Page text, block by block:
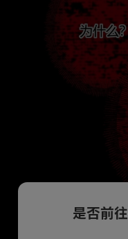
是否前